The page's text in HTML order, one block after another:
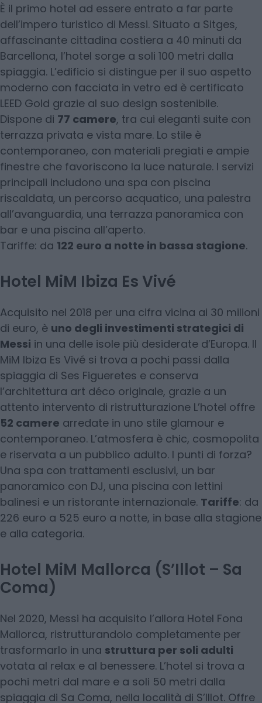
È il primo hotel ad essere entrato a far parte
dell’impero turistico di Messi. Situato a Sitges,
affascinante cittadina costiera a 40 minuti da
Barcellona, l’hotel sorge a soli 100 metri dalla
spiaggia. L’edificio si distingue per il suo aspetto
moderno con facciata in vetro ed è certificato
LEED Gold grazie al suo design sostenibile.
Dispone di 77 camere, tra cui eleganti suite con
terrazza privata e vista mare. Lo stile è
contemporaneo, con materiali pregiati e ampie
finestre che favoriscono la luce naturale. I servizi
principali includono una spa con piscina
riscaldata, un percorso acquatico, una palestra
all’avanguardia, una terrazza panoramica con
bar e una piscina all’aperto.
Tariffe: da 122 euro a notte in bassa stagione.
Hotel MiM Ibiza Es Vivé
Acquisito nel 2018 per una cifra vicina ai 30 milioni
di euro, è uno degli investimenti strategici di
Messi in una delle isole più desiderate d’Europa. Il
MiM Ibiza Es Vivé si trova a pochi passi dalla
spiaggia di Ses Figueretes e conserva
l’architettura art déco originale, grazie a un
attento intervento di ristrutturazione L’hotel offre
52 camere arredate in uno stile glamour e
contemporaneo. L’atmosfera è chic, cosmopolita
e riservata a un pubblico adulto. I punti di forza?
Una spa con trattamenti esclusivi, un bar
panoramico con DJ, una piscina con lettini
balinesi e un ristorante internazionale. Tariffe: da
226 euro a 525 euro a notte, in base alla stagione
e alla categoria.
Hotel MiM Mallorca (S’Illot – Sa
Coma)
Nel 2020, Messi ha acquisito l’allora Hotel Fona
Mallorca, ristrutturandolo completamente per
trasformarlo in una struttura per soli adulti
votata al relax e al benessere. L’hotel si trova a
pochi metri dal mare e a soli 50 metri dalla
spiaggia di Sa Coma, nella località di S’Illot. Offre